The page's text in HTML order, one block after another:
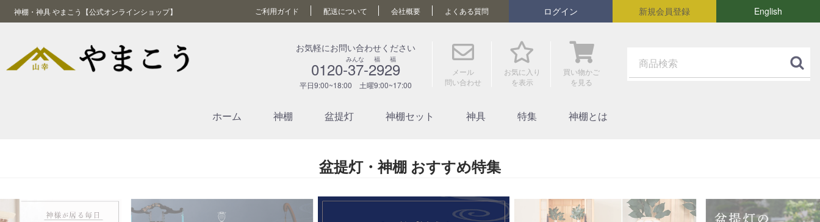
神棚・神具 やまこう【公式オンラインショップ】 English
新規会員登録
ログイン
ご利用ガイド 配送について 会社概要 よくある質問
メール
問い合わせ
お気に入り
を表示
買い物かご
を見る
お気軽にお問い合わせください
みんな 福 福
0120-37-2929
平日9:00~18:00 土曜9:00~17:00
ホーム 神棚 盆提灯 神棚セット 神具 特集 神棚とは
盆提灯・神棚 おすすめ特集